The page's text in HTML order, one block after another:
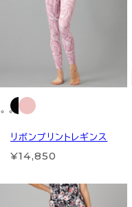
リボンプリントレギンス
¥14,850